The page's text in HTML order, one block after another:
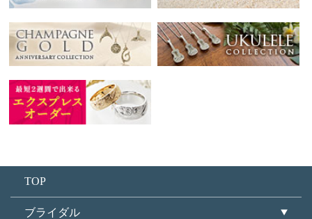
TOP
ブライダル